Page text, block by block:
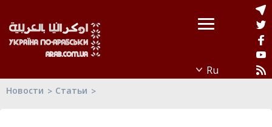
Новости Статьи